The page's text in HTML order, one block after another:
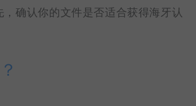
确认你的文件是否适合获得海牙认